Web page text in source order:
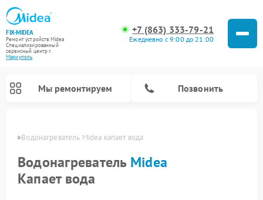
FIX-MIDEA
Ремонт устройств Midea
Специализированный
cервисный центр г.
Мариуполь
+7 (863) 333-79-21
Ежедневно с 9:00 до 21:00
Мы ремонтируем Позвонить
Водонагреватель Midea капает вода
Водонагреватель Midea
Капает вода